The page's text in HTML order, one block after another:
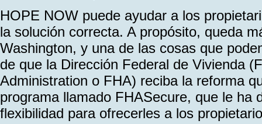
HOPE NOW puede ayudar a los
la solución correcta. A propósito, queda
Washington, y una de las cosas que
de que la Dirección Federal de Vivienda
Administration o FHA) reciba la reforma
programa llamado FHASecure, que le ha
flexibilidad para ofrecerles a los